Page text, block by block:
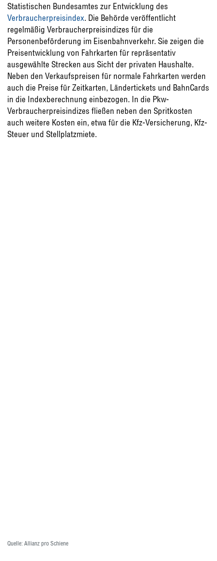
Statistischen Bundesamtes zur Entwicklung des
Verbraucherpreisindex. Die Behörde veröffentlicht
regelmäßig Verbraucherpreisindizes für die
Personenbeförderung im Eisenbahnverkehr. Sie zeigen die
Preisentwicklung von Fahrkarten für repräsentativ
ausgewählte Strecken aus Sicht der privaten Haushalte.
Neben den Verkaufspreisen für normale Fahrkarten werden
auch die Preise für Zeitkarten, Ländertickets und BahnCards
in die Indexberechnung einbezogen. In die Pkw-
Verbraucherpreisindizes fließen neben den Spritkosten
auch weitere Kosten ein, etwa für die Kfz-Versicherung, Kfz-
Steuer und Stellplatzmiete.
Quelle: Allianz pro Schiene